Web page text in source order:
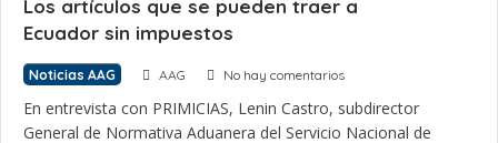
Los artículos que se pueden traer a
Ecuador sin impuestos
Noticias AAG AAG No hay comentarios
En entrevista con PRIMICIAS, Lenin Castro, subdirector
General de Normativa Aduanera del Servicio Nacional de